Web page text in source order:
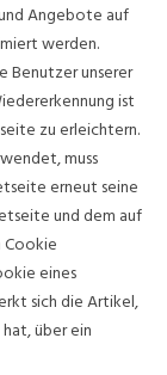
Angebote auf
werden.
Benutzer unserer
ist
zu erleichtern.
muss
erneut seine
und dem auf
Cookie
eines
sich die Artikel,
über ein